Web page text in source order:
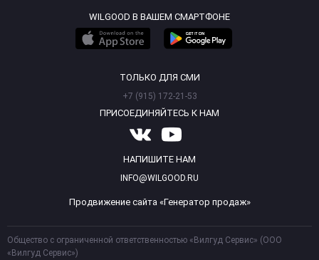
WILGOOD В ВАШЕМ СМАРТФОНЕ
ТОЛЬКО ДЛЯ СМИ
+7 (915) 172-21-53
ПРИСОЕДИНЯЙТЕСЬ К НАМ
НАПИШИТЕ НАМ
INFO@WILGOOD.RU
Продвижение сайта «Генератор продаж»
Общество с ограниченной ответственностью «Вилгуд Сервис» (ООО
«Вилгуд Сервис»)